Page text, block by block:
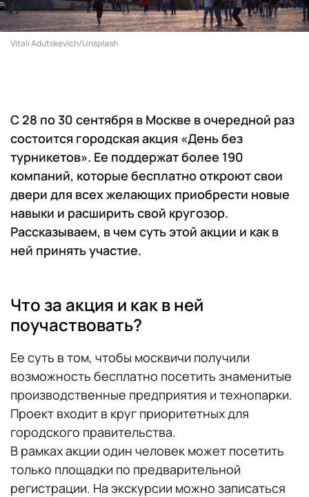
Vitali Adutskevich/Unsplash
С 28 по 30 сентября в Москве в очередной раз
состоится городская акция «День без
турникетов». Ее поддержат более 190
компаний, которые бесплатно откроют свои
двери для всех желающих приобрести новые
навыки и расширить свой кругозор.
Рассказываем, в чем суть этой акции и как в
ней принять участие.
Что за акция и как в ней
поучаствовать?
Ее суть в том, чтобы москвичи получили
возможность бесплатно посетить знаменитые
производственные предприятия и технопарки.
Проект входит в круг приоритетных для
городского правительства.
В рамках акции один человек может посетить
только площадки по предварительной
регистрации. На экскурсии можно записаться